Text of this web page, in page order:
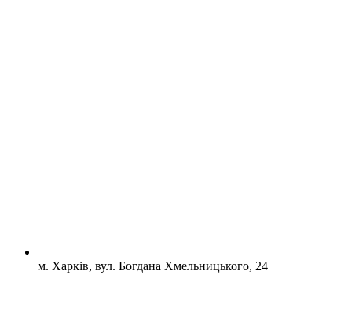
м. Харків, вул. Богдана Хмельницького, 24